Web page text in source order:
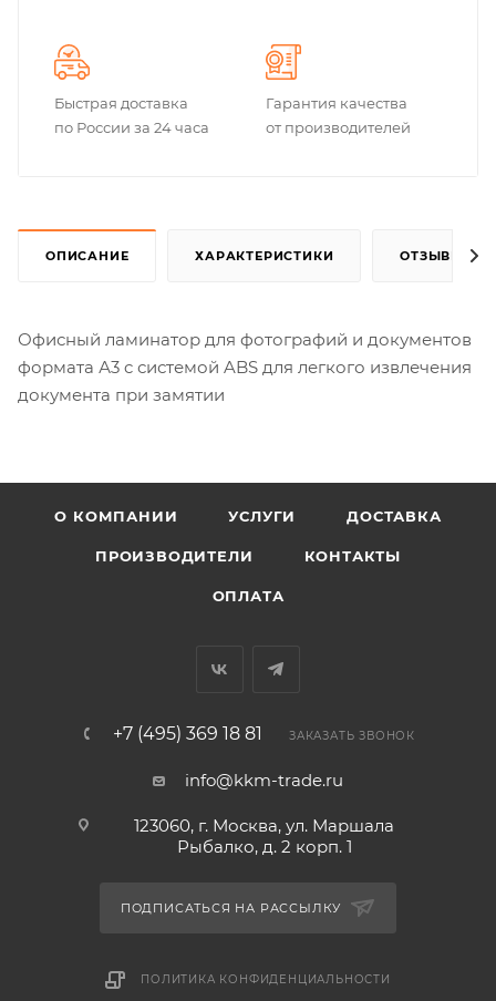
Быстрая доставка
по России за 24 часа
Гарантия качества
от производителей
ОПИСАНИЕ ХАРАКТЕРИСТИКИ ОТЗЫВЫ
Офисный ламинатор для фотографий и документов
формата А3 c системой ABS для легкого извлечения
документа при замятии
О КОМПАНИИ УСЛУГИ ДОСТАВКА
ПРОИЗВОДИТЕЛИ КОНТАКТЫ
ОПЛАТА
+7 (495) 369 18 81 ЗАКАЗАТЬ ЗВОНОК
info@kkm-trade.ru
123060, г. Москва, ул. Маршала
Рыбалко, д. 2 корп. 1
ПОДПИСАТЬСЯ НА РАССЫЛКУ
ПОЛИТИКА КОНФИДЕНЦИАЛЬНОСТИ